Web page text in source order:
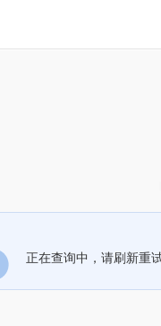
正在查询中，请刷新重